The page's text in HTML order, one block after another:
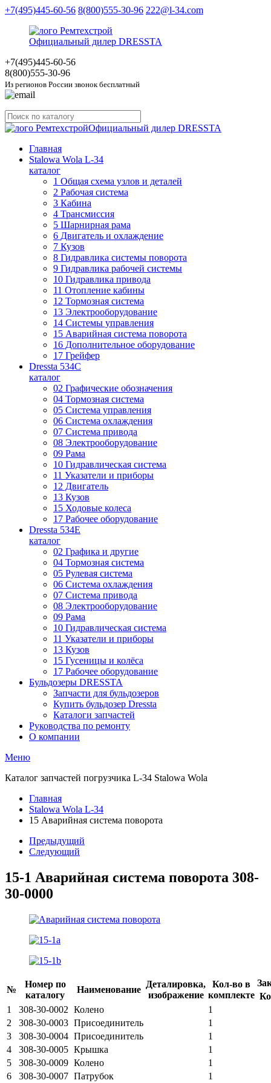
+7(495)445-60-56 8(800)555-30-96 222@l-34.com
Официальный дилер DRESSTA
+7(495)445-60-56
8(800)555-30-96
Из регионов России звонок бесплатный
Официальный дилер DRESSTA
Главная
Stalowa Wola L-34
каталог
1 Общая схема узлов и деталей
2 Рабочая система
3 Кабина
4 Трансмиссия
5 Шарнирная рама
6 Двигатель и охлаждение
7 Кузов
8 Гидравлика системы поворота
9 Гидравлика рабочей системы
10 Гидравлика привода
11 Отопление кабины
12 Тормозная система
13 Электрооборудование
14 Системы управления
15 Аварийная система поворота
16 Дополнительное оборудование
17 Грейфер
Dressta 534C
каталог
02 Графические обозначения
04 Тормозная система
05 Система управления
06 Система охлаждения
07 Система привода
08 Электрооборудование
09 Рама
10 Гидравлическая система
11 Указатели и приборы
12 Двигатель
13 Кузов
15 Ходовые колеса
17 Рабочее оборудование
Dressta 534E
каталог
02 Графика и другие
04 Тормозная система
05 Рулевая система
06 Система охлаждения
07 Система привода
08 Электрооборудование
09 Рама
10 Гидравлическая система
11 Указатели и приборы
13 Кузов
15 Гусеницы и колёса
17 Рабочее оборудование
Бульдозеры DRESSTA
Запчасти для бульдозеров
Купить бульдозер Dressta
Каталоги запчастей
Руководства по ремонту
О компании
Меню
Каталог запчастей погрузчика L-34 Stalowa Wola
Главная
Stalowa Wola L-34
15 Аварийная система поворота
Предыдущий
Следующий
15-1 Аварийная система поворота 308-
30-0000
№
Номер по
каталогу
Наименование
Деталировка,
изображение
Кол-во в
комплекте
1
308-30-0002 Колено
1
2
308-30-0003 Присоединитель
1
3
308-30-0004 Присоединитель
1
4
308-30-0005 Крышка
1
5
308-30-0009 Колено
1
6
308-30-0007 Патрубок
1